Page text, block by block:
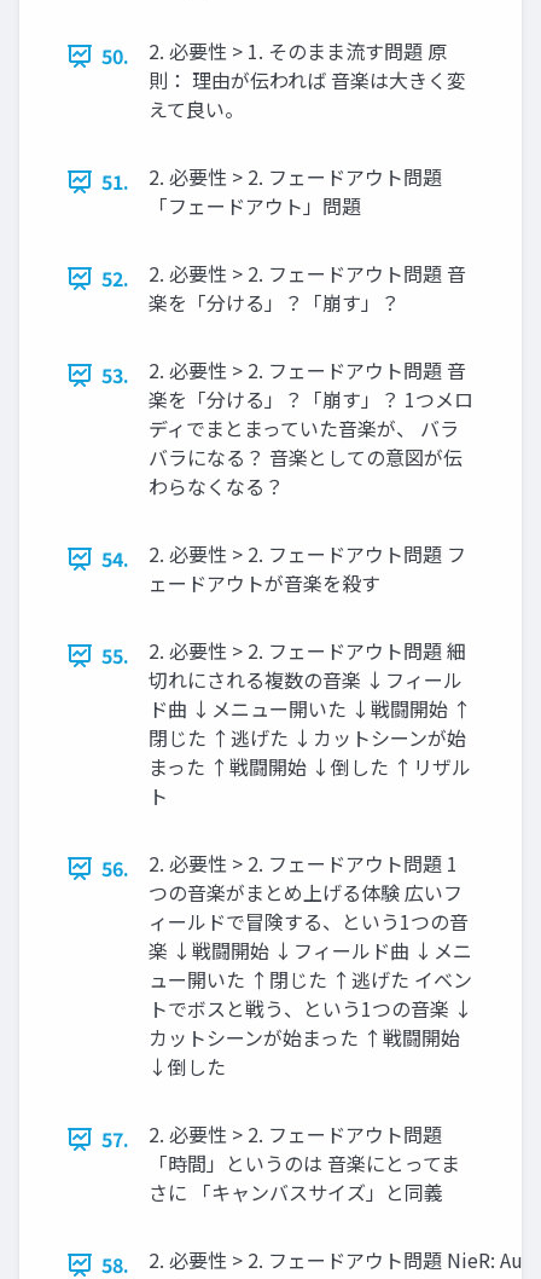
50.
2. 必要性 > 1. そのまま流す問題 原
則： 理由が伝われば 音楽は大きく変
えて良い。
51.
2. 必要性 > 2. フェードアウト問題
「フェードアウト」問題
52.
2. 必要性 > 2. フェードアウト問題 音
楽を「分ける」？「崩す」？
53.
2. 必要性 > 2. フェードアウト問題 音
楽を「分ける」？「崩す」？ 1つメロ
ディでまとまっていた音楽が、 バラ
バラになる？ 音楽としての意図が伝
わらなくなる？
54.
2. 必要性 > 2. フェードアウト問題 フ
ェードアウトが音楽を殺す
55.
2. 必要性 > 2. フェードアウト問題 細
切れにされる複数の音楽 ↓フィール
ド曲 ↓メニュー開いた ↓戦闘開始 ↑
閉じた ↑逃げた ↓カットシーンが始
まった ↑戦闘開始 ↓倒した ↑リザル
ト
56.
2. 必要性 > 2. フェードアウト問題 1
つの音楽がまとめ上げる体験 広いフ
ィールドで冒険する、という1つの音
楽 ↓戦闘開始 ↓フィールド曲 ↓メニ
ュー開いた ↑閉じた ↑逃げた イベン
トでボスと戦う、という1つの音楽 ↓
カットシーンが始まった ↑戦闘開始
↓倒した
57.
2. 必要性 > 2. フェードアウト問題
「時間」というのは 音楽にとってま
さに 「キャンバスサイズ」と同義
58.
2. 必要性 > 2. フェードアウト問題 NieR: